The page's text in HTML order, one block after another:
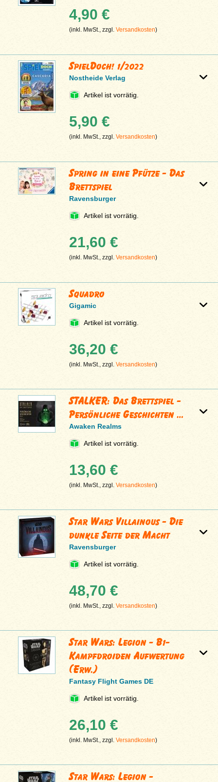
4,90 €
(inkl. MwSt., zzgl.Versandkosten)
SpielDoch! 1/2022
Nostheide Verlag
Artikel ist vorrätig.
5,90 €
(inkl. MwSt., zzgl.Versandkosten)
Spring in eine Pfütze - Das
Brettspiel
Ravensburger
Artikel ist vorrätig.
21,60 €
(inkl. MwSt., zzgl.Versandkosten)
Squadro
Gigamic
Artikel ist vorrätig.
36,20 €
(inkl. MwSt., zzgl.Versandkosten)
STALKER: Das Brettspiel -
Persönliche Geschichten …
Awaken Realms
Artikel ist vorrätig.
13,60 €
(inkl. MwSt., zzgl.Versandkosten)
Star Wars Villainous - Die
dunkle Seite der Macht
Ravensburger
Artikel ist vorrätig.
48,70 €
(inkl. MwSt., zzgl.Versandkosten)
Star Wars: Legion - B1-
Kampfdroiden Aufwertung
(Erw.)
Fantasy Flight Games DE
Artikel ist vorrätig.
26,10 €
(inkl. MwSt., zzgl.Versandkosten)
Star Wars: Legion -